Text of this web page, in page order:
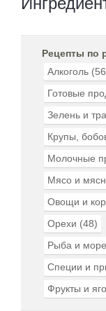
Рецепты по
Алкоголь
Готовые
Зелень и
Крупы,
Молочные
Мясо и
Овощи и
Орехи (48)
Рыба и
Специи и
Фрукты и